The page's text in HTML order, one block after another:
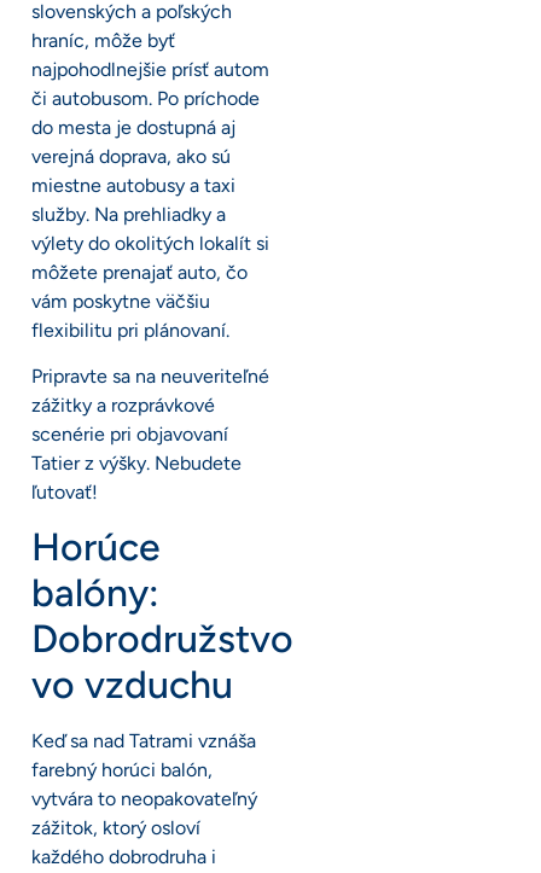
slovenských a poľských
hraníc, môže byť
najpohodlnejšie prísť autom
či autobusom. Po príchode
do mesta je dostupná aj
verejná doprava, ako sú
miestne autobusy a taxi
služby. Na prehliadky a
výlety do okolitých lokalít si
môžete prenajať auto, čo
vám poskytne väčšiu
flexibilitu pri plánovaní.
Pripravte sa na neuveriteľné
zážitky a rozprávkové
scenérie pri objavovaní
Tatier z výšky. Nebudete
ľutovať!
Horúce
balóny:
Dobrodružstvo
vo vzduchu
Keď sa nad Tatrami vznáša
farebný horúci balón,
vytvára to neopakovateľný
zážitok, ktorý osloví
každého dobrodruha i